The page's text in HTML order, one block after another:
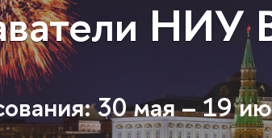
30 мая – 19